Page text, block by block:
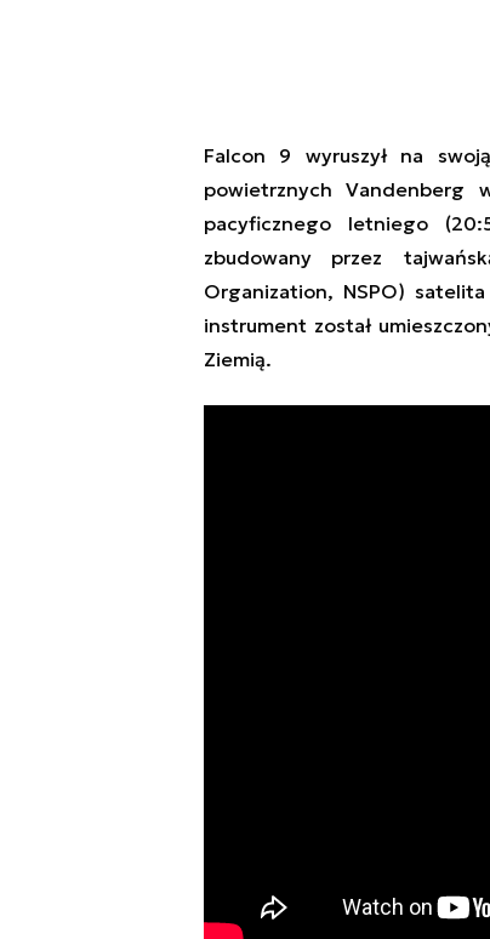
Falcon 9 wyruszył na
powietrznych Vandenberg
pacyficznego letniego
zbudowany przez
Organization, NSPO) satelita
instrument został umieszczon
Ziemią.